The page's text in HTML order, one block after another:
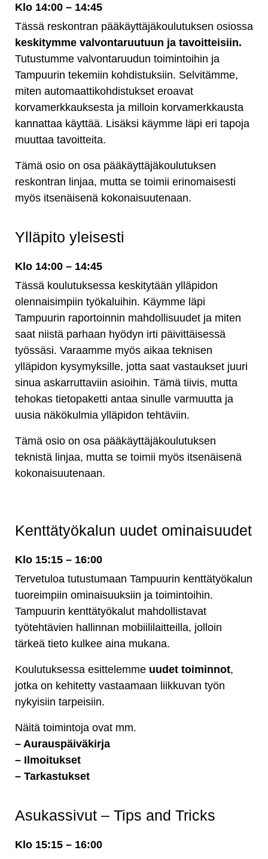
Klo 14:00 – 14:45
Tässä reskontran pääkäyttäjäkoulutuksen osiossa
keskitymme valvontaruutuun ja tavoitteisiin.
Tutustumme valvontaruudun toimintoihin ja
Tampuurin tekemiin kohdistuksiin. Selvitämme,
miten automaattikohdistukset eroavat
korvamerkkauksesta ja milloin korvamerkkausta
kannattaa käyttää. Lisäksi käymme läpi eri tapoja
muuttaa tavoitteita.
Tämä osio on osa pääkäyttäjäkoulutuksen
reskontran linjaa, mutta se toimii erinomaisesti
myös itsenäisenä kokonaisuutenaan.
Ylläpito yleisesti
Klo 14:00 – 14:45
Tässä koulutuksessa keskitytään ylläpidon
olennaisimpiin työkaluihin. Käymme läpi
Tampuurin raportoinnin mahdollisuudet ja miten
saat niistä parhaan hyödyn irti päivittäisessä
työssäsi. Varaamme myös aikaa teknisen
ylläpidon kysymyksille, jotta saat vastaukset juuri
sinua askarruttaviin asioihin. Tämä tiivis, mutta
tehokas tietopaketti antaa sinulle varmuutta ja
uusia näkökulmia ylläpidon tehtäviin.
Tämä osio on osa pääkäyttäjäkoulutuksen
teknistä linjaa, mutta se toimii myös itsenäisenä
kokonaisuutenaan.
Kenttätyökalun uudet ominaisuudet
Klo 15:15 – 16:00
Tervetuloa tutustumaan Tampuurin kenttätyökalun
tuoreimpiin ominaisuuksiin ja toimintoihin.
Tampuurin kenttätyökalut mahdollistavat
työtehtävien hallinnan mobiililaitteilla, jolloin
tärkeä tieto kulkee aina mukana.
Koulutuksessa esittelemme uudet toiminnot,
jotka on kehitetty vastaamaan liikkuvan työn
nykyisiin tarpeisiin.
Näitä toimintoja ovat mm.
– Aurauspäiväkirja
– Ilmoitukset
– Tarkastukset
Asukassivut – Tips and Tricks
Klo 15:15 – 16:00